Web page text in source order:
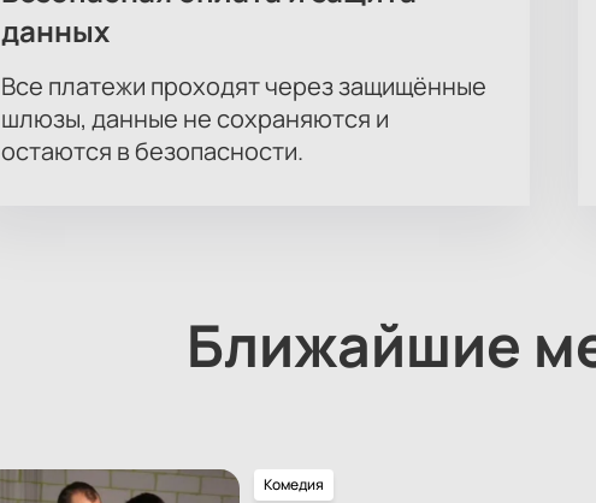
данных
Все платежи проходят через защищённые
шлюзы, данные не сохраняются и
остаются в безопасности.
Ближайшие
Комедия